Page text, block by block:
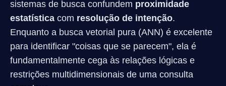
sistemas de busca confundem proximidade
estatística com resolução de intenção.
Enquanto a busca vetorial pura (ANN) é excelente
para identificar "coisas que se parecem", ela é
fundamentalmente cega às relações lógicas e
restrições multidimensionais de uma consulta